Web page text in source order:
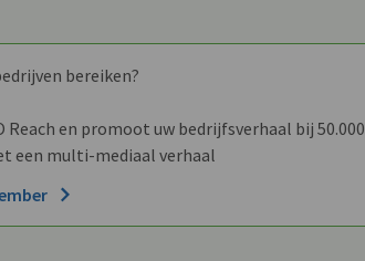
bereiken?
Reach en promoot uw bedrijfsverhaal bij 50.000
een multi-mediaal verhaal